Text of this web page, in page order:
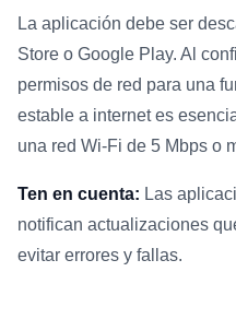
La aplicación debe ser
Store o Google Play. Al
permisos de red para una
estable a internet es
una red Wi-Fi de 5 Mbps o
Ten en cuenta: Las
notifican actualizaciones
evitar errores y fallas.